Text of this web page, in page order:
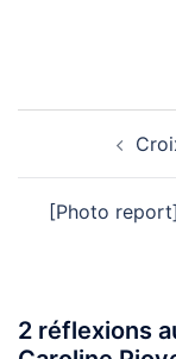
d’article
[Photo
2 réflexions